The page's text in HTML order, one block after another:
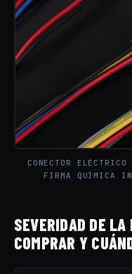
CONECTOR
FIRMA QUÍMICA
SEVERIDAD DE LA
COMPRAR Y